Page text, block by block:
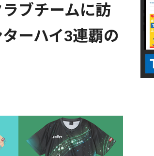
ブチームに訪
ーハイ3連覇の